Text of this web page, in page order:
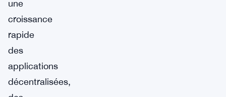
une
croissance
rapide
des
applications
décentralisées,